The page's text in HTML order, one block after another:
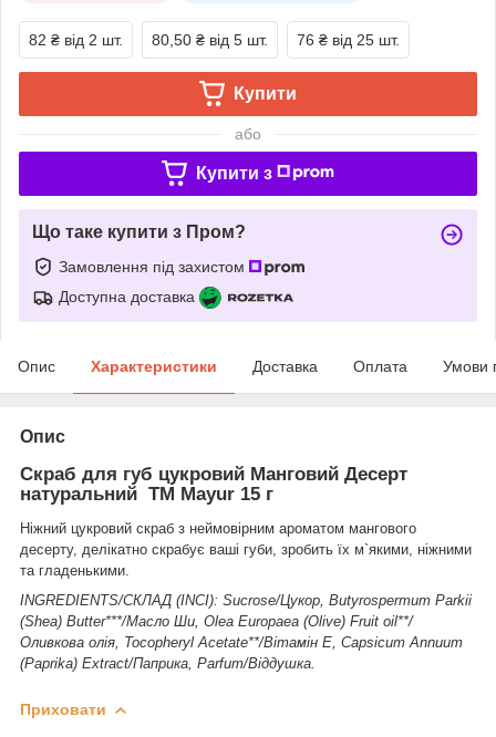
82 ₴ від 2 шт. 80,50 ₴ від 5 шт. 76 ₴ від 25 шт.
Купити
або
Купити з
Що таке купити з Пром?
Замовлення під захистом
Доступна доставка
Опис Характеристики Доставка Оплата Умови
Опис
Скраб для губ цукровий Манговий Десерт
натуральний ТМ Mayur 15 г
Ніжний цукровий скраб з неймовірним ароматом мангового
десерту, делікатно скрабує ваші губи, зробить їх м`якими, ніжними
та гладенькими.
INGREDIENTS/СКЛАД (INCI): Sucrose/Цукор, Butyrospermum Parkii
(Shea) Butter***/Масло Ши, Olea Europaea (Olive) Fruit oil**/
Оливкова олія, Tocopheryl Acetate**/Вітамін Е, Capsicum Annuum
(Paprika) Extract/Паприка, Parfum/Віддушка.
Приховати